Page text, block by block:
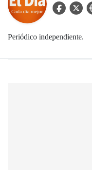
facebook
twitter
Periódico independiente.